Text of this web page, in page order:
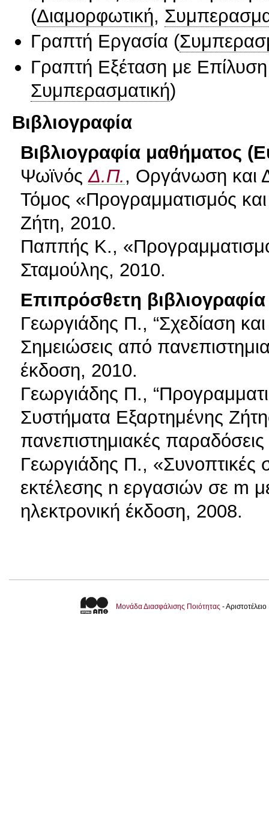
(Διαμορφωτική,
Γραπτή Εργασία (
Γραπτή Εξέταση με
Συμπερασματική)
Βιβλιογραφία
Βιβλιογραφία μαθήματος
ΨωϊνόςΔ.Π., Οργάνωση και
Τόμος «Προγραμματισμός
Ζήτη, 2010.
Παππής Κ.,
Σταμούλης, 2010.
Επιπρόσθετη βιβλιογραφία
Γεωργιάδης Π., “Σχεδίαση
Σημειώσεις από
έκδοση, 2010.
Γεωργιάδης Π.,
Συστήματα Εξαρτημένης
πανεπιστημιακές
Γεωργιάδης Π., «Συνοπτικές
εκτέλεσης n εργασιών σε m
ηλεκτρονική έκδοση, 2008.
Μονάδα Διασφάλισης Ποιότητας -